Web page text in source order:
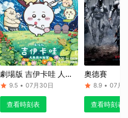
劇場版 吉伊卡哇 人魚
島的秘密
9.5 • 07月30日
查看時刻表
奧德賽
8.9 • 07月
查看時刻表